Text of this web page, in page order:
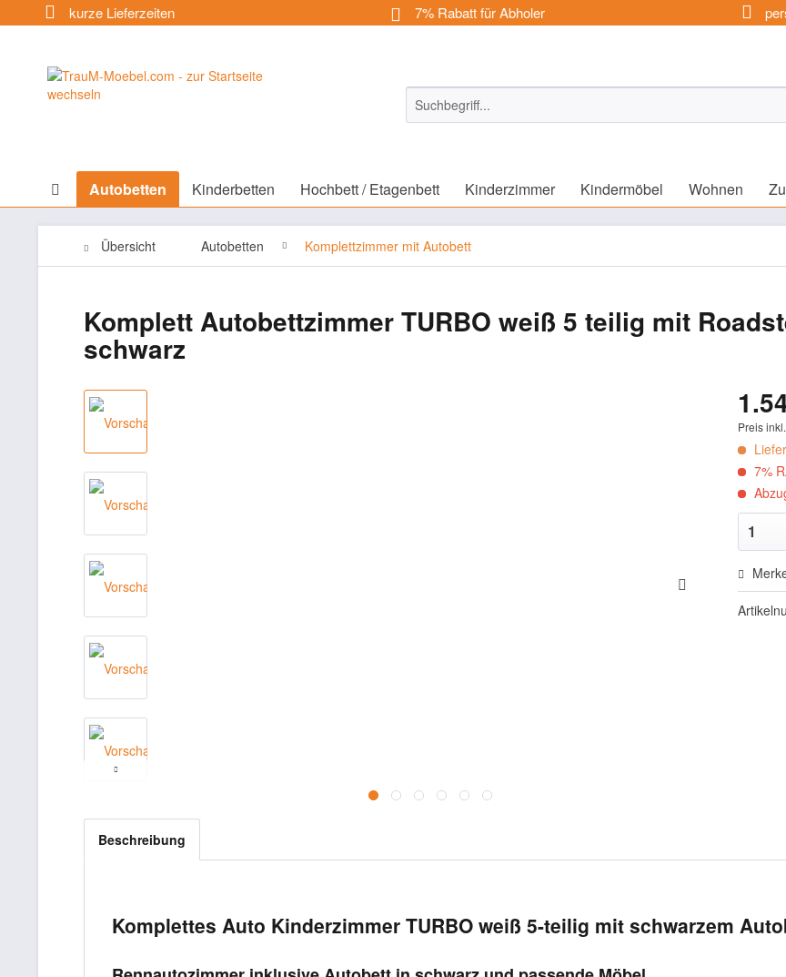
kurze Lieferzeiten 7% Rabatt für Abholer
Autobetten Kinderbetten Hochbett / Etagenbett Kinderzimmer Kindermöbel Wohnen
Übersicht Autobetten Komplettzimmer mit Autobett
Komplett Autobettzimmer TURBO weiß 5 teilig mit
schwarz
Preis
7%
Beschreibung
Komplettes Auto Kinderzimmer TURBO weiß 5-teilig mit schwarzem